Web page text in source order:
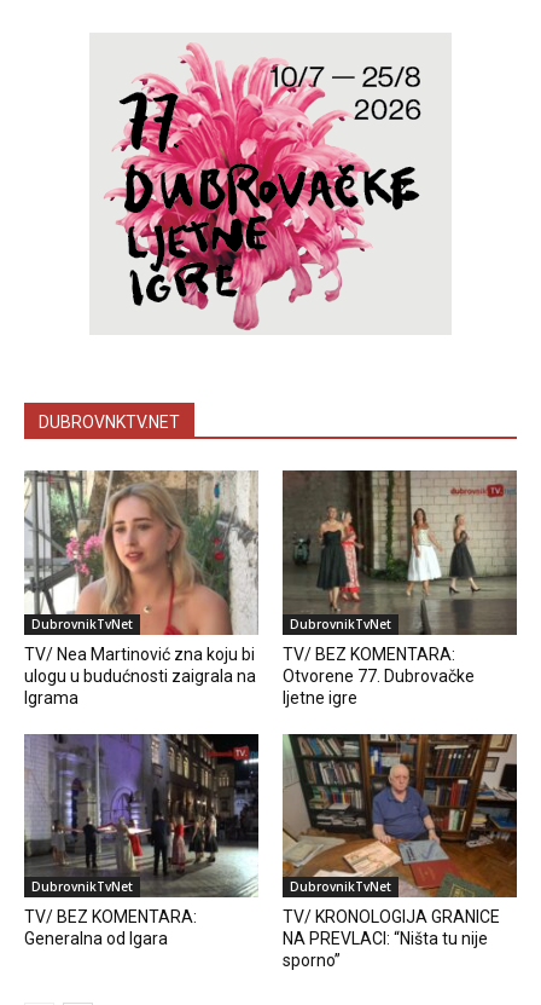
DUBROVNKTV.NET
DubrovnikTvNet
TV/ Nea Martinović zna koju bi
ulogu u budućnosti zaigrala na
Igrama
DubrovnikTvNet
TV/ BEZ KOMENTARA:
Otvorene 77. Dubrovačke
ljetne igre
DubrovnikTvNet
TV/ BEZ KOMENTARA:
Generalna od Igara
DubrovnikTvNet
TV/ KRONOLOGIJA GRANICE
NA PREVLACI: “Ništa tu nije
sporno”